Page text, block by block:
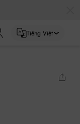
Tiếng Việt